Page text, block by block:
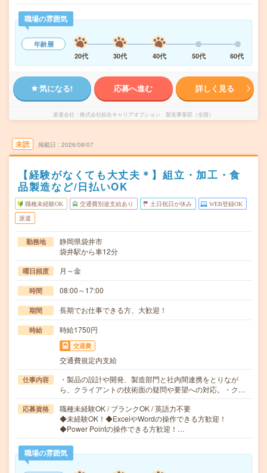
職場の雰囲気
年齢層
20代
30代 40代 50代 60代
気になる! 応募へ進む 詳しく見る
派遣会社 株式会社綜合キャリアオプション 製造事業部（全国）
未読 掲載日 2026/08/07
【経験がなくても大丈夫＊】組立・加工・食
品製造など/日払いOK
職種未経験OK 交通費別途支給あり 土日祝日が休み WEB登録OK
派遣
勤務地
静岡県袋井市
袋井駅から車12分
曜日頻度 月～金
時間 08:00～17:00
期間 長期でお仕事できる方、大歓迎！
時給 時給1750円
交通費
交通費規定内支給
仕事内容
・製品の設計や開発、製造部門と社内間連携をとりなが
ら、クライアントの技術面の疑問や要望への対応。・ク…
応募資格
職種未経験OK / ブランクOK / 英語力不要
◆未経験OK！◆ExcelやWordの操作できる方歓迎！
◆Power Pointの操作できる方歓迎！…
職場の雰囲気